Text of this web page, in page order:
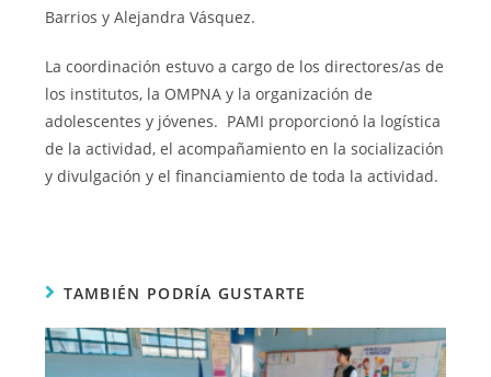
Barrios y Alejandra Vásquez.
La coordinación estuvo a cargo de los directores/as de
los institutos, la OMPNA y la organización de
adolescentes y jóvenes. PAMI proporcionó la logística
de la actividad, el acompañamiento en la socialización
y divulgación y el financiamiento de toda la actividad.
TAMBIÉN PODRÍA GUSTARTE